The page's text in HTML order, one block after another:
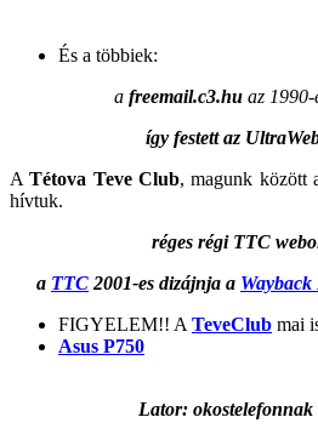
És a többiek:
a freemail.c3.huaz 1990-
így festett az
ATétova Teve Club, magunk között
hívtuk.
réges régi TTC
a TTC 2001-es dizájnja a
FIGYELEM!! A TeveClub mai
Asus P750
Lator: okostelefonnak